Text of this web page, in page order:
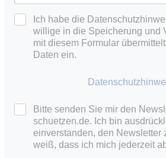
Ich habe die
willige in die Speicherung und
mit diesem Formular
Daten ein.
Bitte senden Sie mir den
schuetzen.de. Ich bin
einverstanden, den Newsletter
weiß, dass ich mich jederzeit